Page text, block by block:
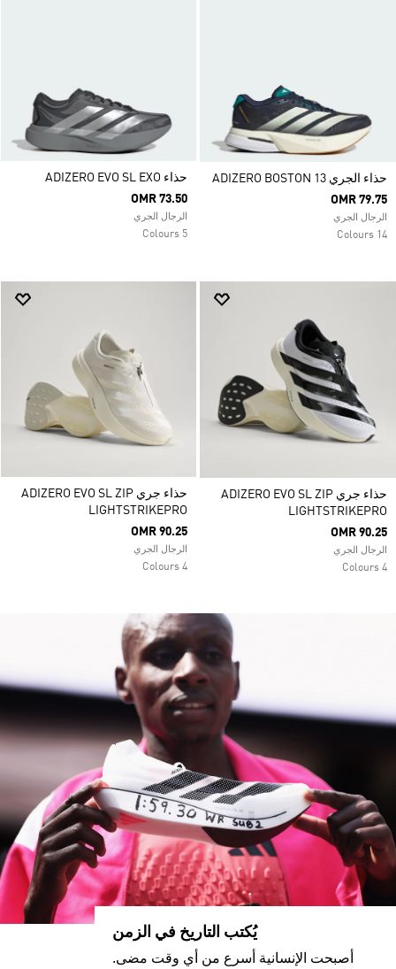
حذاء الجري ADIZERO BOSTON 13
OMR 79.75
الرجال الجري
14 Colours
حذاء ADIZERO EVO SL EXO
OMR 73.50
الرجال الجري
5 Colours
حذاء جري ADIZERO EVO SL ZIP
LIGHTSTRIKEPRO
OMR 90.25
الرجال الجري
4 Colours
حذاء جري ADIZERO EVO SL ZIP
LIGHTSTRIKEPRO
OMR 90.25
الرجال الجري
4 Colours
يُكتب التاريخ في الزمن
أصبحت الإنسانية أسرع من أي وقت مضى.